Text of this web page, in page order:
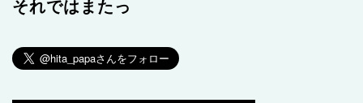
それではまたっ